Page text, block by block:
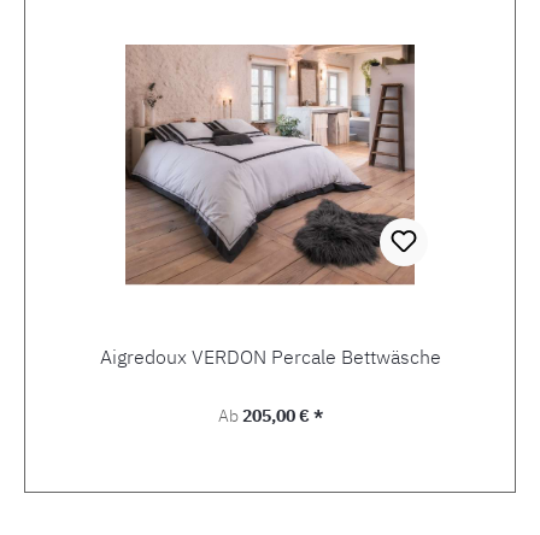
Aigredoux VERDON Percale Bettwäsche
Regulärer Preis:
Ab205,00 € *